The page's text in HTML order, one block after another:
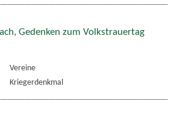
Gedenken zum Volkstrauertag
Vereine
Kriegerdenkmal